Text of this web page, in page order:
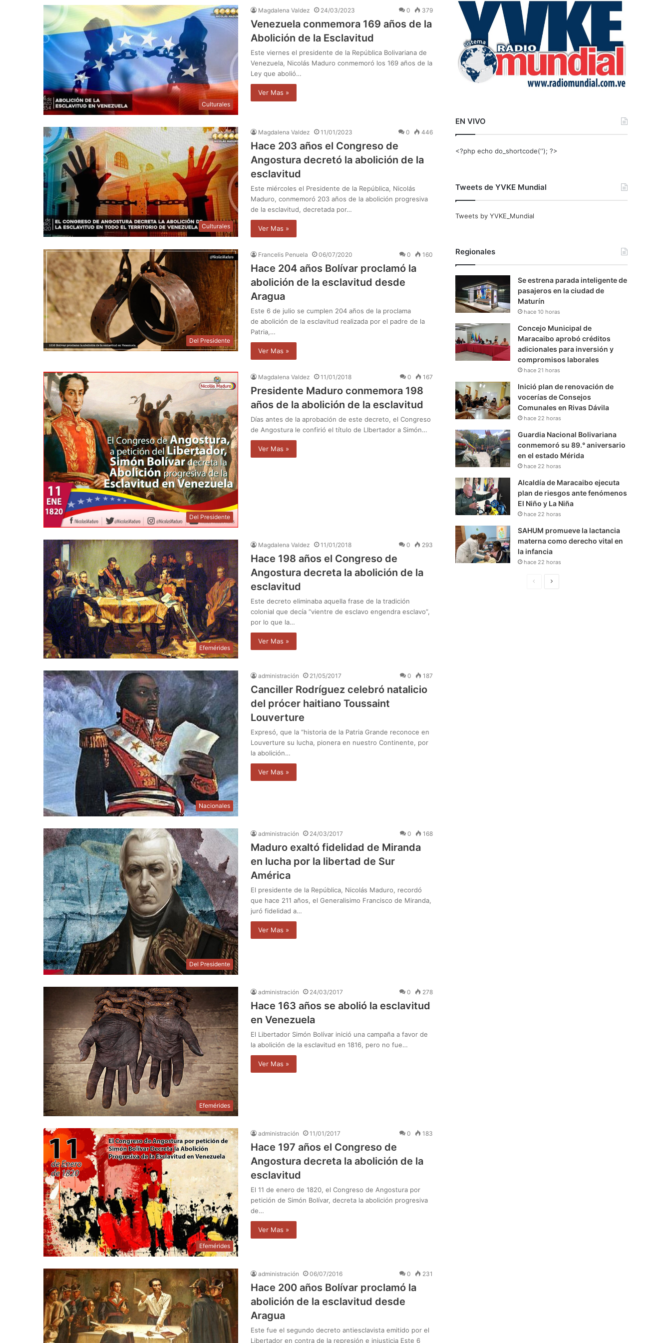
Culturales
Magdalena Valdez 24/03/2023 0 379
Venezuela conmemora 169 años de la
Abolición de la Esclavitud
Este viernes el presidente de la República Bolivariana de
Venezuela, Nicolás Maduro conmemoró los 169 años de la
Ley que abolió…
Ver Mas »
Culturales
Magdalena Valdez 11/01/2023 0 446
Hace 203 años el Congreso de
Angostura decretó la abolición de la
esclavitud
Este miércoles el Presidente de la República, Nicolás
Maduro, conmemoró 203 años de la abolición progresiva
de la esclavitud, decretada por…
Ver Mas »
Del Presidente
Francelis Penuela 06/07/2020 0 160
Hace 204 años Bolívar proclamó la
abolición de la esclavitud desde
Aragua
Este 6 de julio se cumplen 204 años de la proclama
de abolición de la esclavitud realizada por el padre de la
Patria,…
Ver Mas »
Del Presidente
Magdalena Valdez 11/01/2018 0 167
Presidente Maduro conmemora 198
años de la abolición de la esclavitud
Días antes de la aprobación de este decreto, el Congreso
de Angostura le confirió el título de LIbertador a Simón…
Ver Mas »
Efemérides
Magdalena Valdez 11/01/2018 0 293
Hace 198 años el Congreso de
Angostura decreta la abolición de la
esclavitud
Este decreto eliminaba aquella frase de la tradición
colonial que decía “vientre de esclavo engendra esclavo”,
por lo que la…
Ver Mas »
Nacionales
administración 21/05/2017 0 187
Canciller Rodríguez celebró natalicio
del prócer haitiano Toussaint
Louverture
Expresó, que la “historia de la Patria Grande reconoce en
Louverture su lucha, pionera en nuestro Continente, por
la abolición…
Ver Mas »
Del Presidente
administración 24/03/2017 0 168
Maduro exaltó fidelidad de Miranda
en lucha por la libertad de Sur
América
El presidente de la República, Nicolás Maduro, recordó
que hace 211 años, el Generalisimo Francisco de Miranda,
juró fidelidad a…
Ver Mas »
Efemérides
administración 24/03/2017 0 278
Hace 163 años se abolió la esclavitud
en Venezuela
El Libertador Simón Bolívar inició una campaña a favor de
la abolición de la esclavitud en 1816, pero no fue…
Ver Mas »
Efemérides
administración 11/01/2017 0 183
Hace 197 años el Congreso de
Angostura decreta la abolición de la
esclavitud
El 11 de enero de 1820, el Congreso de Angostura por
petición de Simón Bolívar, decreta la abolición progresiva
de…
Ver Mas »
administración 06/07/2016 0 231
Hace 200 años Bolívar proclamó la
abolición de la esclavitud desde
Aragua
Este fue el segundo decreto antiesclavista emitido por el
Libertador en contra de la represión e injusticia Este 6
r
EN VIVO
<?php echo do_shortcode(‘‘); ?>
Tweets de YVKE Mundial
Tweets by YVKE_Mundial
Regionales
Se estrena parada inteligente de
pasajeros en la ciudad de
Maturín
hace 10 horas
Concejo Municipal de
Maracaibo aprobó créditos
adicionales para inversión y
compromisos laborales
hace 21 horas
Inició plan de renovación de
vocerías de Consejos
Comunales en Rivas Dávila
hace 22 horas
Guardia Nacional Bolivariana
conmemoró su 89.° aniversario
en el estado Mérida
hace 22 horas
Alcaldía de Maracaibo ejecuta
plan de riesgos ante fenómenos
El Niño y La Niña
hace 22 horas
SAHUM promueve la lactancia
materna como derecho vital en
la infancia
hace 22 horas
S